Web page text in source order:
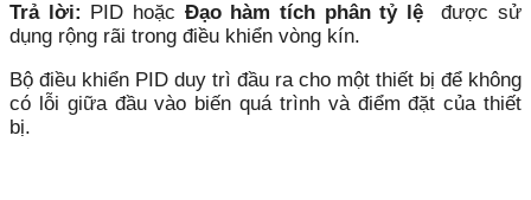
Trả lời: PID hoặc Đạo hàm tích phân tỷ lệ được sử
dụng rộng rãi trong điều khiển vòng kín.
Bộ điều khiển PID duy trì đầu ra cho một thiết bị để không
có lỗi giữa đầu vào biến quá trình và điểm đặt của thiết
bị.